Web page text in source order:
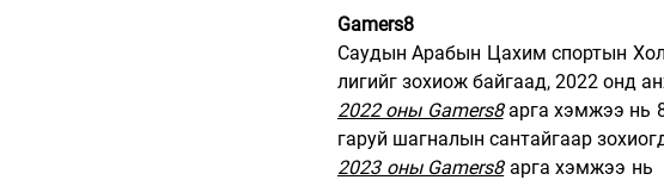
Gamers8
Саудын Арабын Цахим спортын
лигийг зохиож байгаад, 2022 онд
2022 оны Gamers8 арга хэмжээ нь
гаруй шагналын сантайгаар
2023 оны Gamers8 арга хэмжээ нь